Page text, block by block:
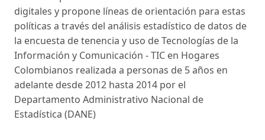
digitales y propone líneas de orientación para estas
políticas a través del análisis estadístico de datos de
la encuesta de tenencia y uso de Tecnologías de la
Información y Comunicación - TIC en Hogares
Colombianos realizada a personas de 5 años en
adelante desde 2012 hasta 2014 por el
Departamento Administrativo Nacional de
Estadística (DANE)